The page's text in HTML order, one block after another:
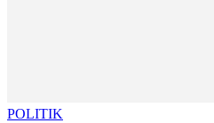
POLITIK